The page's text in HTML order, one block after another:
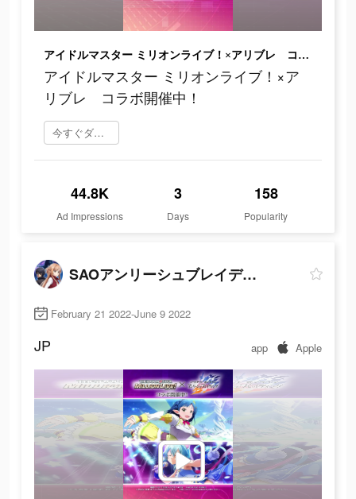
アイドルマスター ミリオンライブ！×アリブレ コラボ開催中！
アイドルマスター ミリオンライブ！×ア
リブレ コラボ開催中！
今すぐダウンロード
44.8K
Ad Impressions
3
Days
158
Popularity
SAOアンリーシュブレイディング
February 21 2022-June 9 2022
JP app Apple